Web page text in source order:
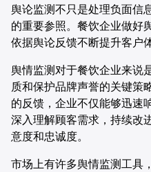
舆论监测不只是处理负面信
的重要参照。餐饮企业做好
依据舆论反馈不断提升客户
舆情监测对于餐饮企业来说
质和保护品牌声誉的关键策
的反馈，企业不仅能够迅速
深入理解顾客需求，持续改
意度和忠诚度。
市场上有许多舆情监测工具